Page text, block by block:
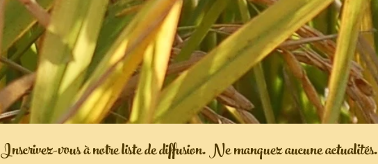
Inscrivez-vous à notre liste de diffusion. Ne manquez aucune actualités.